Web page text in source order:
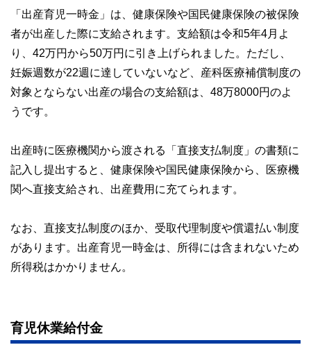
「出産育児一時金」は、健康保険や国民健康保険の被保険
者が出産した際に支給されます。支給額は令和5年4月よ
り、42万円から50万円に引き上げられました。ただし、
妊娠週数が22週に達していないなど、産科医療補償制度の
対象とならない出産の場合の支給額は、48万8000円のよ
うです。
出産時に医療機関から渡される「直接支払制度」の書類に
記入し提出すると、健康保険や国民健康保険から、医療機
関へ直接支給され、出産費用に充てられます。
なお、直接支払制度のほか、受取代理制度や償還払い制度
があります。出産育児一時金は、所得には含まれないため
所得税はかかりません。
育児休業給付金